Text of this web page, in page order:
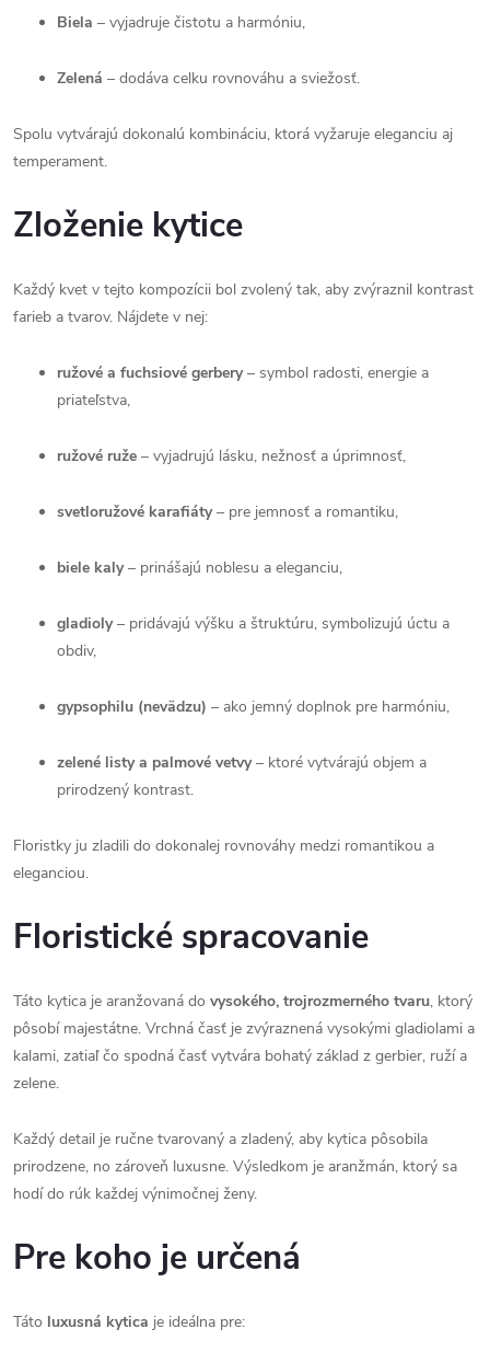
Biela – vyjadruje čistotu a harmóniu,
Zelená – dodáva celku rovnováhu a sviežosť.
Spolu vytvárajú dokonalú kombináciu, ktorá vyžaruje eleganciu aj
temperament.
Zloženie kytice
Každý kvet v tejto kompozícii bol zvolený tak, aby zvýraznil kontrast
farieb a tvarov. Nájdete v nej:
ružové a fuchsiové gerbery– symbol radosti, energie a
priateľstva,
ružové ruže – vyjadrujú lásku, nežnosť a úprimnosť,
svetloružové karafiáty– pre jemnosť a romantiku,
biele kaly– prinášajú noblesu a eleganciu,
gladioly– pridávajú výšku a štruktúru, symbolizujú úctu a
obdiv,
gypsophilu (nevädzu) – ako jemný doplnok pre harmóniu,
zelené listy a palmové vetvy– ktoré vytvárajú objem a
prirodzený kontrast.
Floristky ju zladili do dokonalej rovnováhy medzi romantikou a
eleganciou.
Floristické spracovanie
Táto kytica je aranžovaná do vysokého, trojrozmerného tvaru, ktorý
pôsobí majestátne. Vrchná časť je zvýraznená vysokými gladiolami a
kalami, zatiaľ čo spodná časť vytvára bohatý základ z gerbier, ruží a
zelene.
Každý detail je ručne tvarovaný a zladený, aby kytica pôsobila
prirodzene, no zároveň luxusne. Výsledkom je aranžmán, ktorý sa
hodí do rúk každej výnimočnej ženy.
Pre koho je určená
Táto luxusná kytica je ideálna pre: